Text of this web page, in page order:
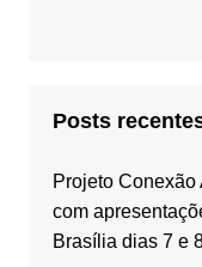
Posts
Projeto Conexão
com
Brasília dias 7 e